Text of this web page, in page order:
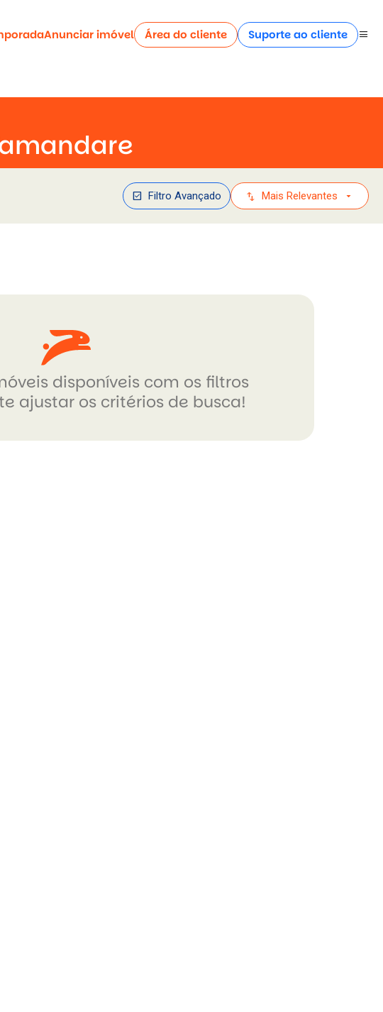
Anunciar imóvel Área do cliente Suporte ao cliente menu
check_box Filtro Avançado swap_vert Mais Relevantes arrow_drop_down
disponíveis com os filtros
ajustar os critérios de busca!